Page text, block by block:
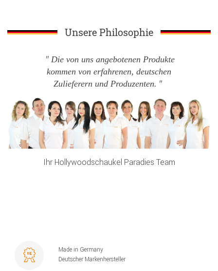
Unsere Philosophie
Die von uns angebotenen Produkte
kommen von erfahrenen, deutschen
Zulieferern und Produzenten.
Ihr Hollywoodschaukel Paradies Team
Made in Germany
Deutscher Markenhersteller